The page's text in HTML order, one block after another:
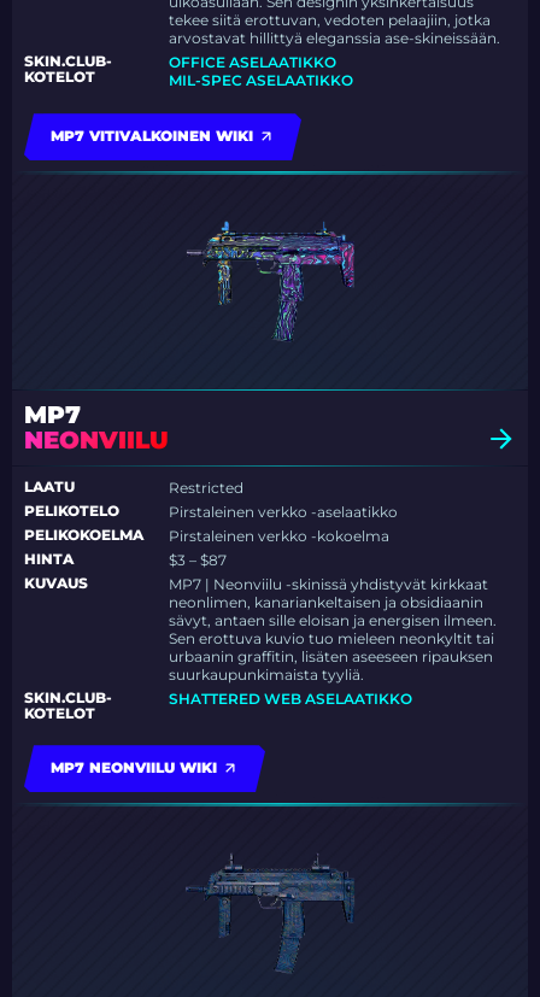
tekee siitä erottuvan, vedoten pelaajiin, jotka
arvostavat hillittyä eleganssia ase-skineissään.
SKIN.CLUB-
KOTELOT
OFFICE ASELAATIKKO
MIL-SPEC ASELAATIKKO
MP7 VITIVALKOINEN WIKI
MP7
NEONVIILU
LAATU
Restricted
PELIKOTELO
Pirstaleinen verkko -aselaatikko
PELIKOKOELMA
Pirstaleinen verkko -kokoelma
HINTA
$3 – $87
KUVAUS
MP7 | Neonviilu -skinissä yhdistyvät kirkkaat
neonlimen, kanariankeltaisen ja obsidiaanin
sävyt, antaen sille eloisan ja energisen ilmeen.
Sen erottuva kuvio tuo mieleen neonkyltit tai
urbaanin graffitin, lisäten aseeseen ripauksen
suurkaupunkimaista tyyliä.
SKIN.CLUB-
KOTELOT
SHATTERED WEB ASELAATIKKO
MP7 NEONVIILU WIKI